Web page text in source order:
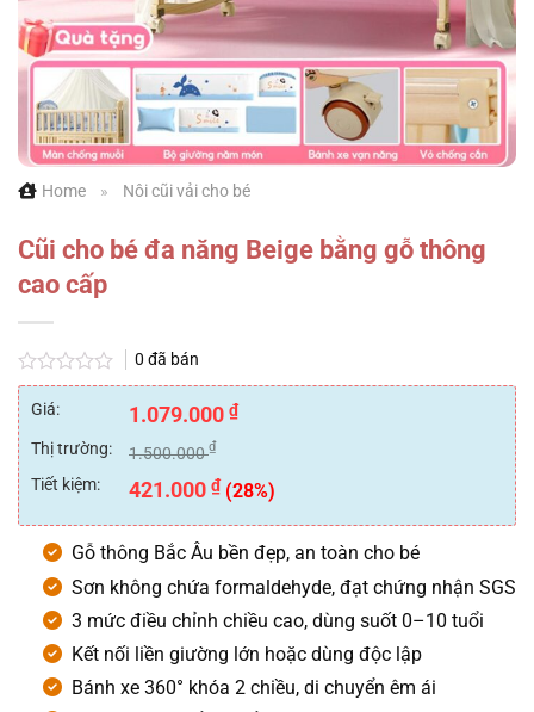
Home » Nôi cũi vải cho bé
Cũi cho bé đa năng Beige bằng gỗ thông
cao cấp
Được
xếp
hạng
0
5
sao
0 đã bán
Giá: 1.079.000 ₫
Thị trường:
1.500.000₫
Tiết kiệm: 421.000 ₫ (28%)
Gỗ thông Bắc Âu bền đẹp, an toàn cho bé
Sơn không chứa formaldehyde, đạt chứng nhận SGS
3 mức điều chỉnh chiều cao, dùng suốt 0–10 tuổi
Kết nối liền giường lớn hoặc dùng độc lập
Bánh xe 360° khóa 2 chiều, di chuyển êm ái